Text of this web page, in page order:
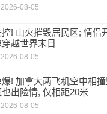
2026-08-05
控! 山火摧毁居民区; 情侣
穿越世界末日
2026-08-05
爆! 加拿大两飞机空中相
也出险情, 仅相距20米
2026-08-05